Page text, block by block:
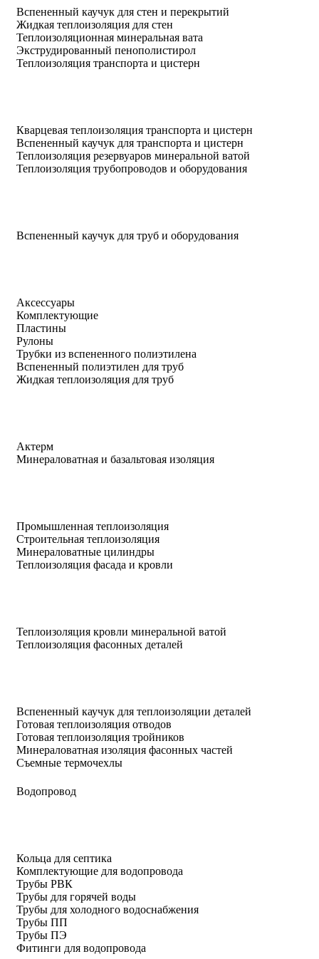
Вспененный каучук для стен и перекрытий
Жидкая теплоизоляция для стен
Теплоизоляционная минеральная вата
Экструдированный пенополистирол
Теплоизоляция транспорта и цистерн
Кварцевая теплоизоляция транспорта и цистерн
Вспененный каучук для транспорта и цистерн
Теплоизоляция резервуаров минеральной ватой
Теплоизоляция трубопроводов и оборудования
Вспененный каучук для труб и оборудования
Аксессуары
Комплектующие
Пластины
Рулоны
Трубки из вспененного полиэтилена
Вспененный полиэтилен для труб
Жидкая теплоизоляция для труб
Актерм
Минераловатная и базальтовая изоляция
Промышленная теплоизоляция
Строительная теплоизоляция
Минераловатные цилиндры
Теплоизоляция фасада и кровли
Теплоизоляция кровли минеральной ватой
Теплоизоляция фасонных деталей
Вспененный каучук для теплоизоляции деталей
Готовая теплоизоляция отводов
Готовая теплоизоляция тройников
Минераловатная изоляция фасонных частей
Съемные термочехлы
Водопровод
Кольца для септика
Комплектующие для водопровода
Трубы РВК
Трубы для горячей воды
Трубы для холодного водоснабжения
Трубы ПП
Трубы ПЭ
Фитинги для водопровода